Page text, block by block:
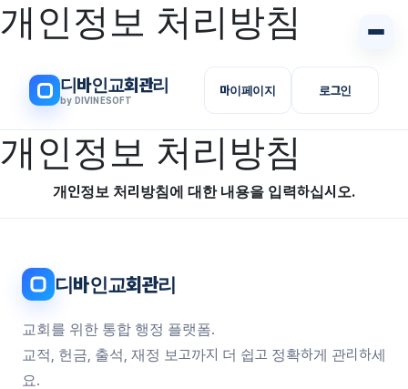
개인정보 처리방침
디바인교회관리
by DIVINESOFT
마이페이지 로그인
개인정보 처리방침
개인정보 처리방침에 대한 내용을 입력하십시오.
디바인교회관리
교회를 위한 통합 행정 플랫폼.
교적, 헌금, 출석, 재정 보고까지 더 쉽고 정확하게 관리하세요.